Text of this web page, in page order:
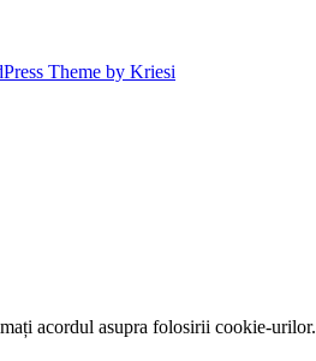
Theme by Kriesi
acordul asupra folosirii cookie-urilor.